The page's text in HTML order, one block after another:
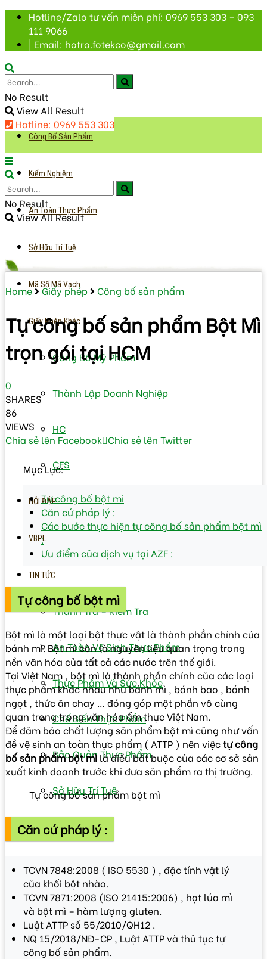
Hotline/Zalo tư vấn miễn phí: 0969 553 303 – 093
111 9066
| Email: hotro.fotekco@gmail.com
No Result
View All Result
Hotline: 0969 553 303
Công Bố Sản Phẩm
Kiểm Nghiệm
An Toàn Thực Phẩm
Sở Hữu Trí Tuệ
Mã Số Mã Vạch
Giấy Phép Khác
Công Bố Mỹ Phẩm
Thành Lập Doanh Nghiệp
HC
CFS
HỎI ĐÁP
VBPL
TIN TỨC
Thanh Tra – Kiếm Tra
An Toàn Vệ Sinh Thực Phẩm
Thực Phẩm Và Sức Khỏe
Chế Biến Thực Phẩm
Bảo Quản Thực Phẩm
Sở Hữu Trí Tuệ
VIDEO
No Result
View All Result
Home Giấy phép Công bố sản phẩm
Tự công bố sản phẩm Bột Mì
trọn gói tại HCM
0
SHARES
86
VIEWS
Chia sẻ lên Facebook Chia sẻ lên Twitter
Mục Lục:
Tự công bố bột mì
Căn cứ pháp lý :
Các bước thực hiện tự công bố sản phẩm bột mì
:
Ưu điểm của dịch vụ tại AZF :
Tự công bố bột mì
Bột mì là một loại bột thực vật là thành phần chính của
bánh mì. Bột mì còn là nguyên liệu quan trọng trong
nền văn hóa của tất cả các nước trên thế giới.
Tại Việt Nam , bột mì là thành phần chính của các loại
thực phẩm khác nhau như bánh mì , bánh bao , bánh
ngọt , thức ăn chay … đóng góp một phần vô cùng
quan trong trong văn hóa ẩm thực Việt Nam.
Để đảm bảo chất lượng sản phẩm bột mì cũng như vấn
đề vệ sinh an toàn thực phẩm ( ATTP ) nên việctự công
bố sản phẩm bột mìlà điều bắt buộc của các cơ sở sản
xuất kinh doanh trước khi đưa sản phẩm ra thị trường.
Tự công bố sản phẩm bột mì
Căn cứ pháp lý :
TCVN 7848:2008 ( ISO 5530 ) , đặc tính vật lý
của khối bột nhào.
TCVN 7871:2008 (ISO 21415:2006) , hạt lúa mì
và bột mì – hàm lượng gluten.
Luật ATTP số 55/2010/QH12 .
NQ 15/2018/NĐ-CP , Luật ATTP và thủ tục tự
công bố sản phẩm.